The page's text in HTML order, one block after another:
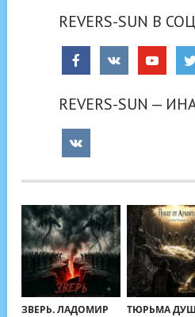
REVERS-SUN В
REVERS-SUN —
ЗВЕРЬ. ЛАДОМИР ТЮРЬМА